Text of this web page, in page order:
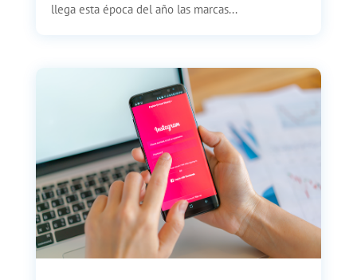
llega esta época del año las marcas...